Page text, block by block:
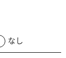
なし